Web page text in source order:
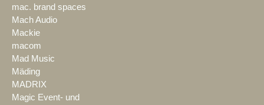
mac. brand spaces
Mach Audio
Mackie
macom
Mad Music
Mäding
MADRIX
Magic Event- und